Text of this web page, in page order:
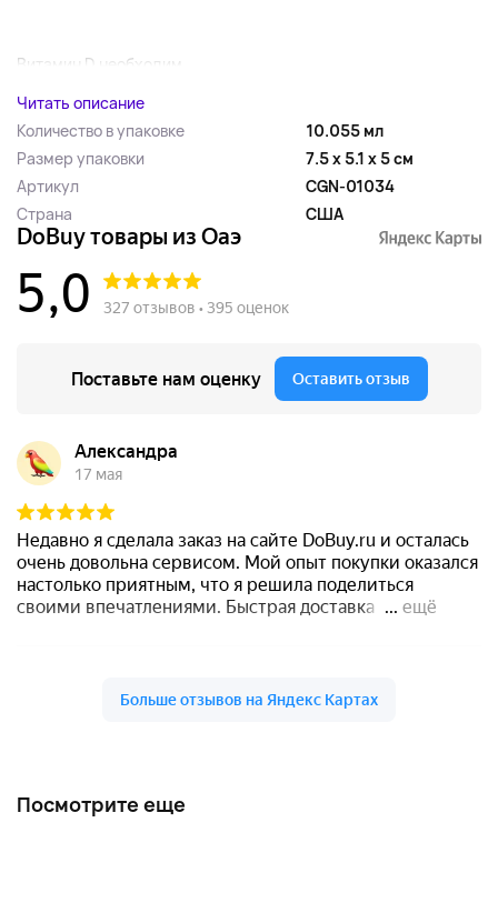
Витамин D необходим...
Читать описание
Количество в упаковке
10.055 мл
Размер упаковки
7.5 x 5.1 x 5 см
Артикул
CGN-01034
Страна
США
Посмотрите еще